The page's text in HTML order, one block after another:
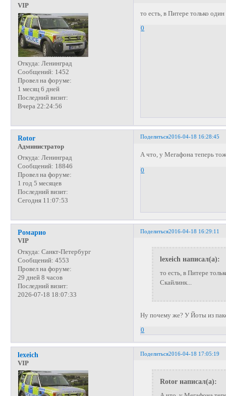
VIP
Откуда: Ленинград
Сообщений: 1452
Провел на форуме:
1 месяц 6 дней
Последний визит:
Вчера 22:24:56
то есть, в Питере только
0
Поделиться2016-04-18 16:28:45
Rotor
Администратор
Откуда: Ленинград
Сообщений: 18846
Провел на форуме:
1 год 5 месяцев
Последний визит:
Сегодня 11:07:53
А что, у Мегафона теперь
0
Поделиться2016-04-18 16:29:11
Ромарио
VIP
Откуда: Санкт-Петербург
Сообщений: 4553
Провел на форуме:
29 дней 8 часов
Последний визит:
2026-07-18 18:07:33
lexeich написал(а):
то есть, в Питере
Скайлинк...
Ну почему же? У Йоты из
0
Поделиться2016-04-18 17:05:19
lexeich
VIP
Rotor написал(а):